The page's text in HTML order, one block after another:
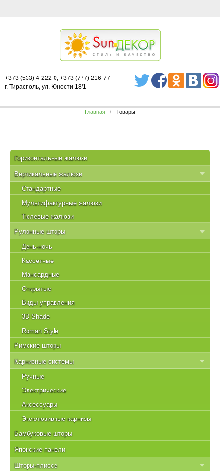
+373 (533) 4-222-0, +373 (777) 216-77
г. Тирасполь, ул. Юности 18/1
Главная Товары
Горизонтальные жалюзи
Вертикальные жалюзи
Стандартные
Мультифактурные жалюзи
Тюлевые жалюзи
Рулонные шторы
День-ночь
Кассетные
Мансардные
Открытые
Виды управления
3D Shade
Roman Style
Римские шторы
Карнизные системы
Ручные
Электрические
Аксессуары
Эксклюзивные карнизы
Бамбуковые шторы
Японские панели
Шторы-плиссе